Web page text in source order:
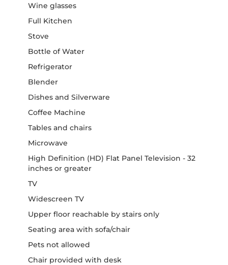
Wine glasses
Full Kitchen
Stove
Bottle of Water
Refrigerator
Blender
Dishes and Silverware
Coffee Machine
Tables and chairs
Microwave
High Definition (HD) Flat Panel Television - 32
inches or greater
TV
Widescreen TV
Upper floor reachable by stairs only
Seating area with sofa/chair
Pets not allowed
Chair provided with desk